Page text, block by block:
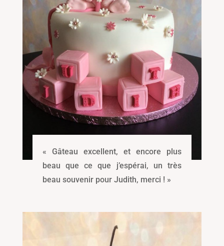
« Gâteau excellent, et encore plus
beau que ce que j’espérai, un très
beau souvenir pour Judith, merci ! »